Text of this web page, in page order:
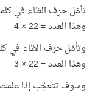
وهذا العدد = 22 × 4
وهذا العدد = 22 × 3
وسوف تتعجّب إذا